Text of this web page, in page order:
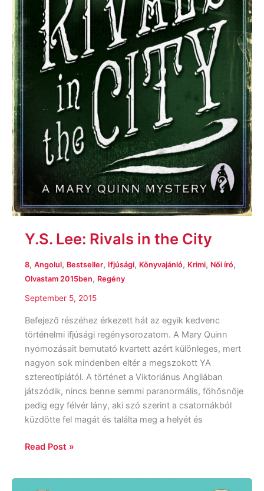
Y.S. Lee: Rivals in the City
8, Angolul, Bestseller, Ifjúsági, Könyvajánló, Krimi, Női író,
Olvastam 2015ben, Regény
September 5, 2015
Befejező részéhez érkezett hát az egyik kedvenc
történelmi ifjúsági regénysorozatom. A Mary Quinn
nyomozásait bemutató kvartett azért különleges, mert
nagyon sok mindenben eltér a megszokott YA
sztereotípiától. A történet a Viktoriánus Angliában
játszódik, nincs benne semmi paranormális, főhősnője
pedig egy félvér lány, aki szó szerint a csatornákból
küzdötte fel magát és találta meg a helyét és
Read Post »